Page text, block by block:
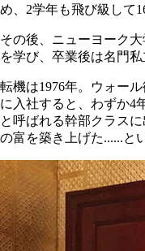
め、2学年も飛び級して
その後、ニューヨーク
を学び、卒業後は名門
転機は1976年。ウォー
に入社すると、わずか4
と呼ばれる幹部クラス
の富を築き上げた......と